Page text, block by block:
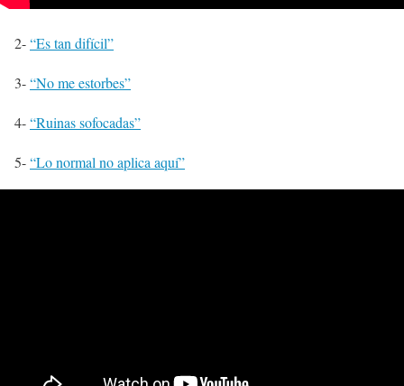
2-“Es tan difícil”
3-“No me estorbes”
4-“Ruinas sofocadas”
5-“Lo normal no aplica aquí”